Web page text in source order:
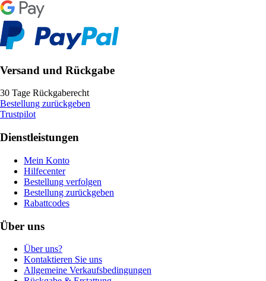
Versand und Rückgabe
30 Tage Rückgaberecht
Bestellung zurückgeben
Trustpilot
Dienstleistungen
Mein Konto
Hilfecenter
Bestellung verfolgen
Bestellung zurückgeben
Rabattcodes
Über uns
Über uns?
Kontaktieren Sie uns
Allgemeine Verkaufsbedingungen